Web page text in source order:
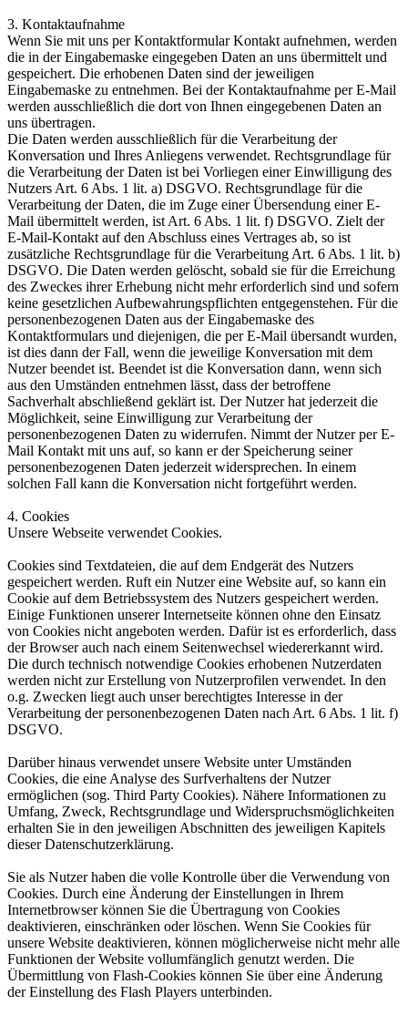
3. Kontaktaufnahme
Wenn Sie mit uns per Kontaktformular Kontakt aufnehmen, werden
die in der Eingabemaske eingegeben Daten an uns übermittelt und
gespeichert. Die erhobenen Daten sind der jeweiligen
Eingabemaske zu entnehmen. Bei der Kontaktaufnahme per E-Mail
werden ausschließlich die dort von Ihnen eingegebenen Daten an
uns übertragen.
Die Daten werden ausschließlich für die Verarbeitung der
Konversation und Ihres Anliegens verwendet. Rechtsgrundlage für
die Verarbeitung der Daten ist bei Vorliegen einer Einwilligung des
Nutzers Art. 6 Abs. 1 lit. a) DSGVO. Rechtsgrundlage für die
Verarbeitung der Daten, die im Zuge einer Übersendung einer E-
Mail übermittelt werden, ist Art. 6 Abs. 1 lit. f) DSGVO. Zielt der
E-Mail-Kontakt auf den Abschluss eines Vertrages ab, so ist
zusätzliche Rechtsgrundlage für die Verarbeitung Art. 6 Abs. 1 lit. b)
DSGVO. Die Daten werden gelöscht, sobald sie für die Erreichung
des Zweckes ihrer Erhebung nicht mehr erforderlich sind und sofern
keine gesetzlichen Aufbewahrungspflichten entgegenstehen. Für die
personenbezogenen Daten aus der Eingabemaske des
Kontaktformulars und diejenigen, die per E-Mail übersandt wurden,
ist dies dann der Fall, wenn die jeweilige Konversation mit dem
Nutzer beendet ist. Beendet ist die Konversation dann, wenn sich
aus den Umständen entnehmen lässt, dass der betroffene
Sachverhalt abschließend geklärt ist. Der Nutzer hat jederzeit die
Möglichkeit, seine Einwilligung zur Verarbeitung der
personenbezogenen Daten zu widerrufen. Nimmt der Nutzer per E-
Mail Kontakt mit uns auf, so kann er der Speicherung seiner
personenbezogenen Daten jederzeit widersprechen. In einem
solchen Fall kann die Konversation nicht fortgeführt werden.
4. Cookies
Unsere Webseite verwendet Cookies.
Cookies sind Textdateien, die auf dem Endgerät des Nutzers
gespeichert werden. Ruft ein Nutzer eine Website auf, so kann ein
Cookie auf dem Betriebssystem des Nutzers gespeichert werden.
Einige Funktionen unserer Internetseite können ohne den Einsatz
von Cookies nicht angeboten werden. Dafür ist es erforderlich, dass
der Browser auch nach einem Seitenwechsel wiedererkannt wird.
Die durch technisch notwendige Cookies erhobenen Nutzerdaten
werden nicht zur Erstellung von Nutzerprofilen verwendet. In den
o.g. Zwecken liegt auch unser berechtigtes Interesse in der
Verarbeitung der personenbezogenen Daten nach Art. 6 Abs. 1 lit. f)
DSGVO.
Darüber hinaus verwendet unsere Website unter Umständen
Cookies, die eine Analyse des Surfverhaltens der Nutzer
ermöglichen (sog. Third Party Cookies). Nähere Informationen zu
Umfang, Zweck, Rechtsgrundlage und Widerspruchsmöglichkeiten
erhalten Sie in den jeweiligen Abschnitten des jeweiligen Kapitels
dieser Datenschutzerklärung.
Sie als Nutzer haben die volle Kontrolle über die Verwendung von
Cookies. Durch eine Änderung der Einstellungen in Ihrem
Internetbrowser können Sie die Übertragung von Cookies
deaktivieren, einschränken oder löschen. Wenn Sie Cookies für
unsere Website deaktivieren, können möglicherweise nicht mehr alle
Funktionen der Website vollumfänglich genutzt werden. Die
Übermittlung von Flash-Cookies können Sie über eine Änderung
der Einstellung des Flash Players unterbinden.